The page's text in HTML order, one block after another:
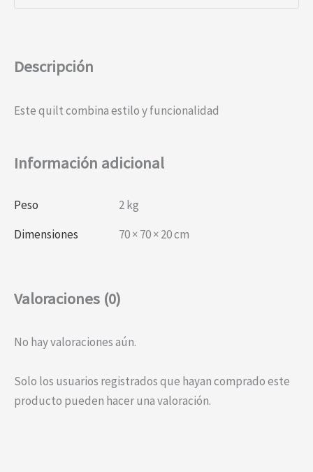
Descripción
Este quilt combina estilo y funcionalidad
Información adicional
Peso
2 kg
Dimensiones
70 × 70 × 20 cm
Valoraciones (0)
No hay valoraciones aún.
Solo los usuarios registrados que hayan comprado este
producto pueden hacer una valoración.